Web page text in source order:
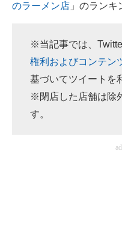
好きが集まる 比べて選べ
ビジネスと働き方のヒント
AI活用のいまが分かる
経営リーダーのコミュニテ
のラーメン店 」のランキ
※当記事では、
権利およびコンテン
基づいてツイートを
※閉店した店舗は除
す。